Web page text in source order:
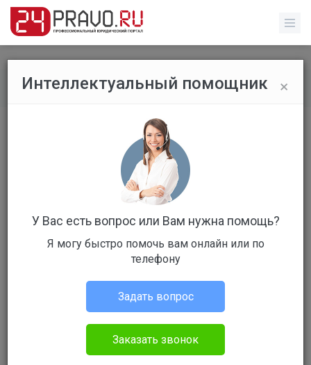
Все вопросы / Без указания категории
Покупка дома
Вопрос уже решен
Здравствуйте!
×
Интеллектуальный помощник
У Вас есть вопрос или Вам нужна помощь?
Я могу быстро помочь вам онлайн или по
телефону
Задать вопрос
Заказать звонок